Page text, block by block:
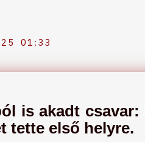
01:33
is akadt
tette első helyre.